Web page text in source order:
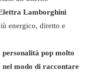
Lamborghini
energico, diretto e
personalità pop molto
nel modo di raccontare